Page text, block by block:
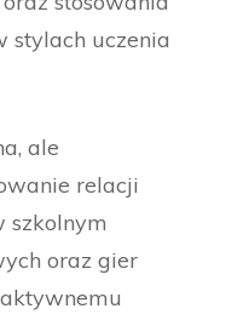
stylach uczenia
ale
relacji
szkolnym
oraz gier